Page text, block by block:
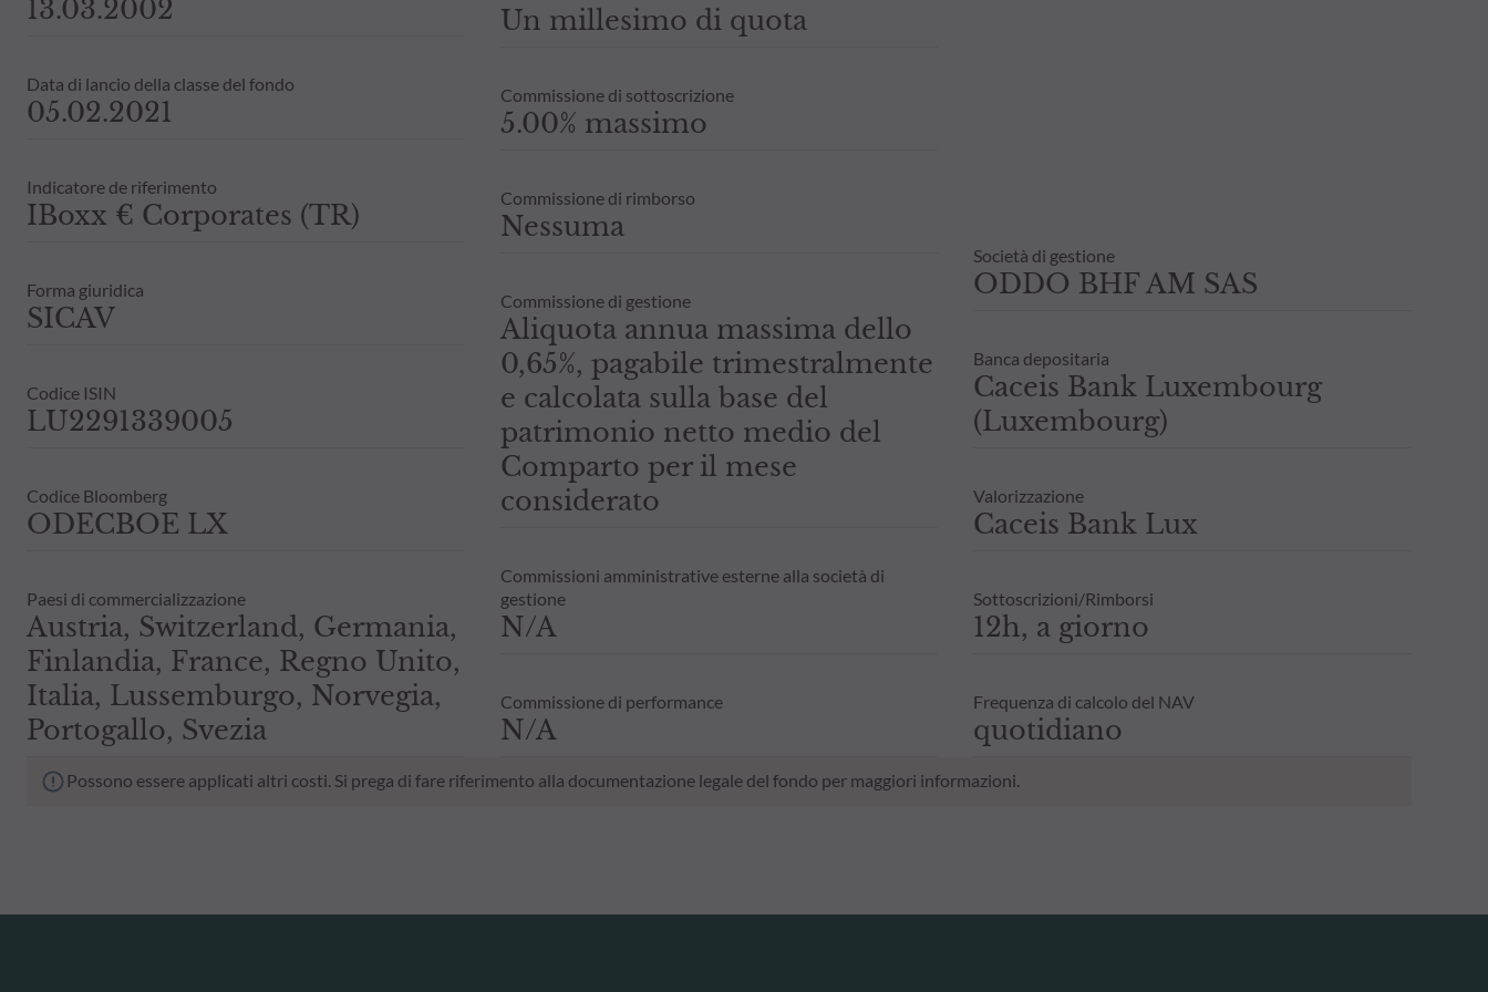
13.03.2002
Data di lancio della classe del fondo
05.02.2021
Indicatore de riferimento
IBoxx € Corporates (TR)
Forma giuridica
SICAV
Codice ISIN
LU2291339005
Codice Bloomberg
ODECBOE LX
Paesi di commercializzazione
Austria, Switzerland, Germania,
Finlandia, France, Regno Unito,
Italia, Lussemburgo, Norvegia,
Portogallo, Svezia
Un millesimo di quota
Commissione di sottoscrizione
5.00% massimo
Commissione di rimborso
Nessuma
Commissione di gestione
Aliquota annua massima dello
0,65%, pagabile trimestralmente
e calcolata sulla base del
patrimonio netto medio del
Comparto per il mese
considerato
Commissioni amministrative esterne alla società di
gestione
N/A
Commissione di performance
N/A
Società di gestione
ODDO BHF AM SAS
Banca depositaria
Caceis Bank Luxembourg
(Luxembourg)
Valorizzazione
Caceis Bank Lux
Sottoscrizioni/Rimborsi
12h, a giorno
Frequenza di calcolo del NAV
quotidiano
Possono essere applicati altri costi. Si prega di fare riferimento alla documentazione legale del fondo per maggiori informazioni.